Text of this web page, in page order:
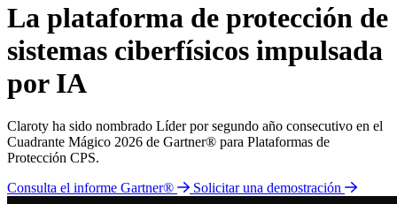
La plataforma de protección de
sistemas ciberfísicos impulsada
por IA
Claroty ha sido nombrado Líder por segundo año consecutivo en el
Cuadrante Mágico 2026 de Gartner® para Plataformas de
Protección CPS.
Consulta el informe Gartner®
Solicitar una demostración